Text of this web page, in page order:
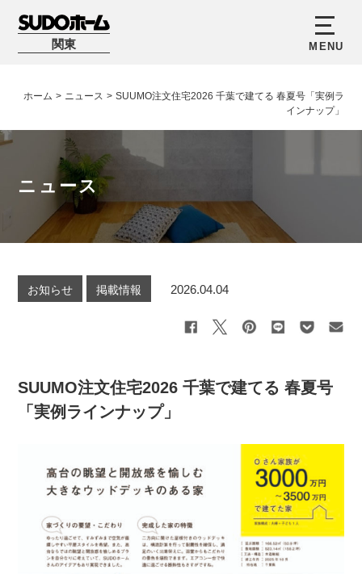
関東
ホーム > ニュース > SUUMO注文住宅2026 千葉で建てる 春夏号「実例ラ
インナップ」
ニュース
お知らせ 掲載情報 2026.04.04
SUUMO注文住宅2026 千葉で建てる 春夏号
「実例ラインナップ」